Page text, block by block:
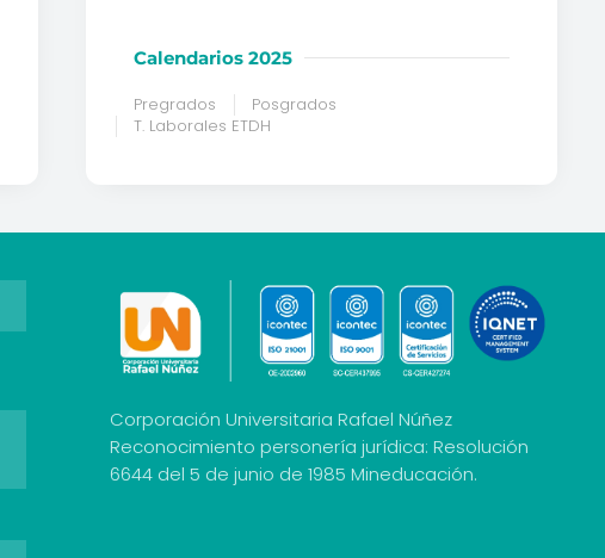
Calendarios 2025
Pregrados
Posgrados
T. Laborales ETDH
Corporación Universitaria Rafael Núñez
Reconocimiento personería jurídica: Resolución
6644 del 5 de junio de 1985 Mineducación.